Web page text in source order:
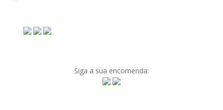
Siga a sua encomenda: